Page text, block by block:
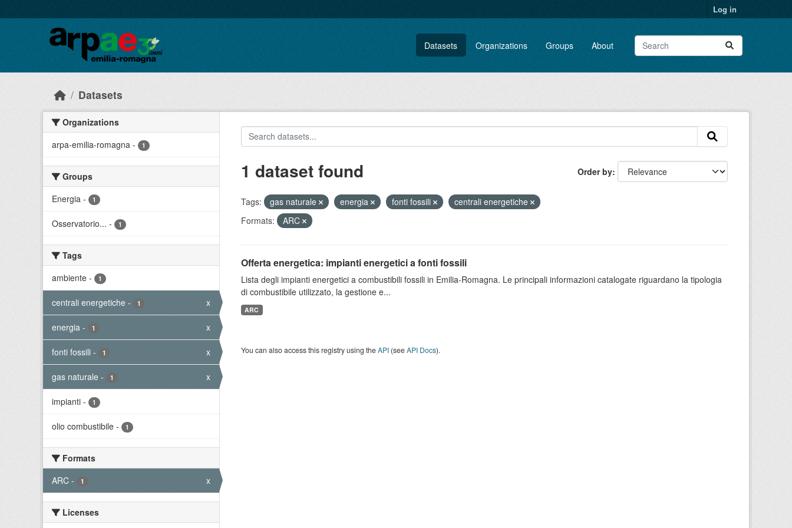
Log in
Datasets Organizations Groups About
Datasets
Organizations
arpa-emilia-romagna - 1
Groups
Energia - 1
Osservatorio... - 1
Tags
ambiente - 1
centrali energetiche - 1 x
energia - 1 x
fonti fossili - 1 x
gas naturale - 1 x
impianti - 1
olio combustibile - 1
Formats
ARC - 1 x
Licenses
Order by
1 dataset found
Tags: gas naturale energia fonti fossili
centrali energetiche
Formats:
ARC
Offerta energetica: impianti energetici a fonti fossili
Lista degli impianti energetici a combustibili fossili in Emilia-Romagna. Le principali informazioni catalogate riguardano la tipologia
di combustibile utilizzato, la gestione e...
ARC
You can also access this registry using theAPI(seeAPI Docs).